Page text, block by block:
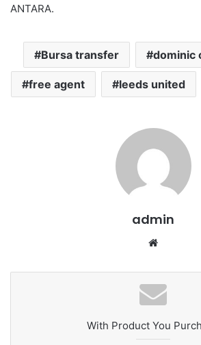
ANTARA.
Bursa transfer dominic
free agent leeds united
admin
te
With Product You